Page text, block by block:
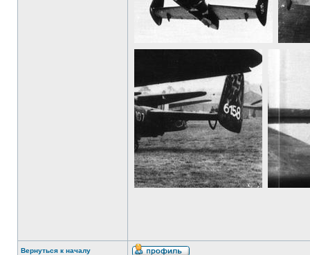
Вернуться к началу